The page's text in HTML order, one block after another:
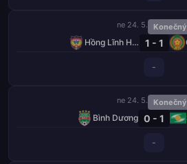
ne 24. 5. Konečný
Hồng Lĩnh Hà Tĩnh 1 - 1
-
ne 24. 5. Konečný
Bình Dương 0 - 1
-